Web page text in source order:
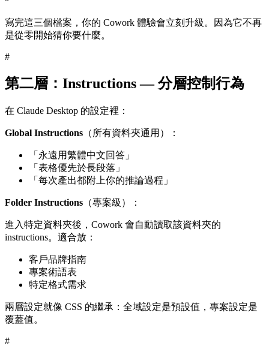
寫完這三個檔案，你的 Cowork 體驗會立刻升級。因為它不再
是從零開始猜你要什麼。
#
第二層：Instructions — 分層控制行為
在 Claude Desktop 的設定裡：
Global Instructions （所有資料夾通用）：
「永遠用繁體中文回答」
「表格優先於長段落」
「每次產出都附上你的推論過程」
Folder Instructions （專案級）：
進入特定資料夾後，Cowork 會自動讀取該資料夾的
instructions。適合放：
客戶品牌指南
專案術語表
特定格式需求
兩層設定就像 CSS 的繼承：全域設定是預設值，專案設定是
覆蓋值。
#